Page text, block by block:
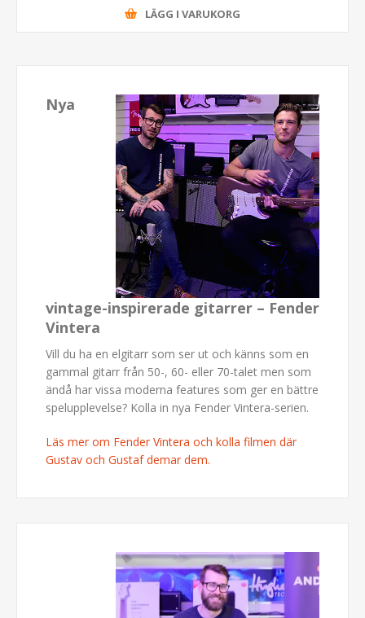
LÄGG I VARUKORG
Nya
vintage-inspirerade gitarrer – Fender
Vintera
Vill du ha en elgitarr som ser ut och känns som en
gammal gitarr från 50-, 60- eller 70-talet men som
ändå har vissa moderna features som ger en bättre
spelupplevelse? Kolla in nya Fender Vintera-serien.
Läs mer om Fender Vintera och kolla filmen där
Gustav och Gustaf demar dem.